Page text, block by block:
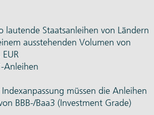
lautende Staatsanleihen von Ländern
ausstehenden Volumen von
Anleihen
müssen die Anleihen
BBB-/Baa3 (Investment Grade)